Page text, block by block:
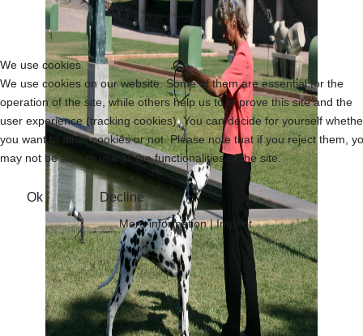
We use cookies
We use cookies on our website. Some of them are essential for the
operation of the site, while others help us to improve this site and the
user experience (tracking cookies). You can decide for yourself
you want to allow cookies or not. Please note that if you reject them,
may not be able to use all the functionalities of the site.
Ok Decline
More information|Imprint